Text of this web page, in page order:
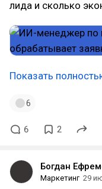
лида и сколько
Показать
6
6 2
Богдан
Маркетинг 29